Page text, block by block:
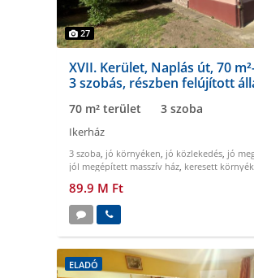
27
XVII. Kerület, Naplás út, 70
3 szobás, részben felújított
70 m² terület 3 szoba
Ikerház
3 szoba, jó környéken, jó közlekedés, jó
jól megépített masszív ház, keresett környék
89.9 M Ft
ELADÓ